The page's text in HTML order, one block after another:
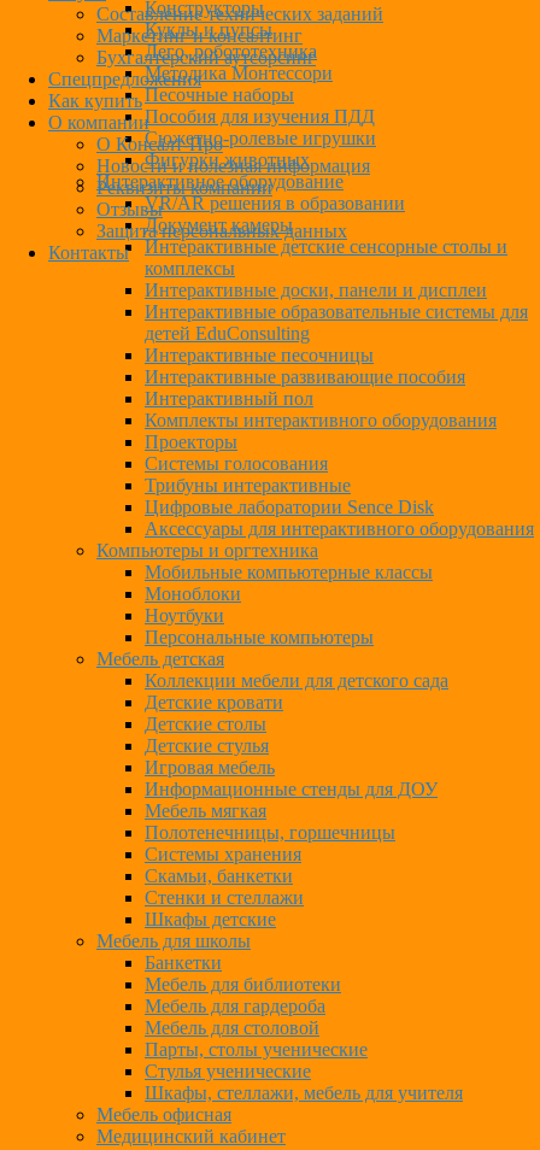
Составление технических заданий
Маркетинг и консалтинг
Бухгалтерский аутсорсинг
Спецпредложения
Как купить
О компании
О Консалт-Про
Новости и полезная информация
Реквизиты компании
Отзывы
Защита персональных данных
Контакты
Конструкторы
Куклы и пупсы
Лего, робототехника
Методика Монтессори
Песочные наборы
Пособия для изучения ПДД
Сюжетно-ролевые игрушки
Фигурки животных
Интерактивное оборудование
VR/AR решения в образовании
Документ камеры
Интерактивные детские сенсорные столы и
комплексы
Интерактивные доски, панели и дисплеи
Интерактивные образовательные системы для
детей EduConsulting
Интерактивные песочницы
Интерактивные развивающие пособия
Интерактивный пол
Комплекты интерактивного оборудования
Проекторы
Системы голосования
Трибуны интерактивные
Цифровые лаборатории Sence Disk
Аксессуары для интерактивного оборудования
Компьютеры и оргтехника
Мобильные компьютерные классы
Моноблоки
Ноутбуки
Персональные компьютеры
Мебель детская
Коллекции мебели для детского сада
Детские кровати
Детские столы
Детские стулья
Игровая мебель
Информационные стенды для ДОУ
Мебель мягкая
Полотенечницы, горшечницы
Системы хранения
Скамьи, банкетки
Стенки и стеллажи
Шкафы детские
Мебель для школы
Банкетки
Мебель для библиотеки
Мебель для гардероба
Мебель для столовой
Парты, столы ученические
Стулья ученические
Шкафы, стеллажи, мебель для учителя
Мебель офисная
Медицинский кабинет